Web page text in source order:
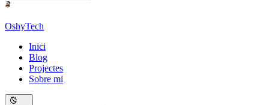
OshyTech
Inici
Blog
Projectes
Sobre mi